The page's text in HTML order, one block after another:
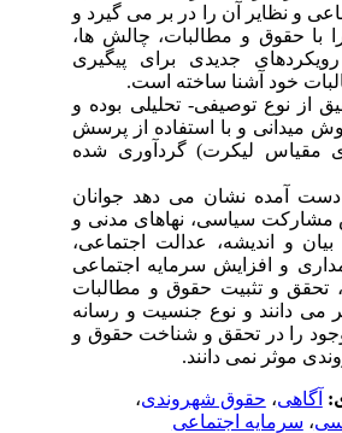
و نظایر آن را در بر می گیرد و
با حقوق و مطالبات، چالش ها،
جدیدی برای پیگیری
خود آشنا ساخته است.
از نوع توصیفی- تحلیلی بوده و
میدانی و با استفاده از پرسش
مقیاس لیکرت) گردآوری شده
آمده نشان می دهد جوانان
مشارکت سیاسی، نهاهای مدنی و
و اندیشه، عدالت اجتماعی،
و افزایش سرمایه اجتماعی
و تثبیت حقوق و مطالبات
می دانند و نوع جنسیت و رسانه
را در تحقق و شناخت حقوق و
موثر نمی دانند.
آگاهی،حقوق شهروندی،
،سرمایه اجتماعی